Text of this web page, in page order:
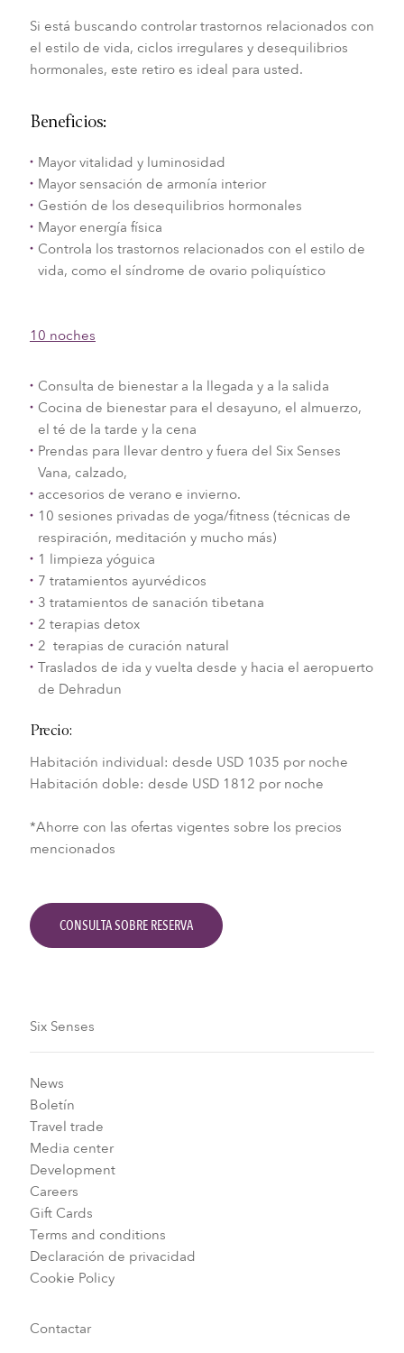
Si está buscando controlar trastornos relacionados con
el estilo de vida, ciclos irregulares y desequilibrios
hormonales, este retiro es ideal para usted.
Beneficios:
Mayor vitalidad y luminosidad
Mayor sensación de armonía interior
Gestión de los desequilibrios hormonales
Mayor energía física
Controla los trastornos relacionados con el estilo de
vida, como el síndrome de ovario poliquístico
10 noches
Consulta de bienestar a la llegada y a la salida
Cocina de bienestar para el desayuno, el almuerzo,
el té de la tarde y la cena
Prendas para llevar dentro y fuera del Six Senses
Vana, calzado,
accesorios de verano e invierno.
10 sesiones privadas de yoga/fitness (técnicas de
respiración, meditación y mucho más)
1 limpieza yóguica
7 tratamientos ayurvédicos
3 tratamientos de sanación tibetana
2 terapias detox
2 terapias de curación natural
Traslados de ida y vuelta desde y hacia el aeropuerto
de Dehradun
Precio:
Habitación individual: desde USD 1035 por noche
Habitación doble: desde USD 1812 por noche
*Ahorre con las ofertas vigentes sobre los precios
mencionados
CONSULTA SOBRE RESERVA
Six Senses
News
Boletín
Travel trade
Media center
Development
Careers
Gift Cards
Terms and conditions
Declaración de privacidad
Cookie Policy
Contactar